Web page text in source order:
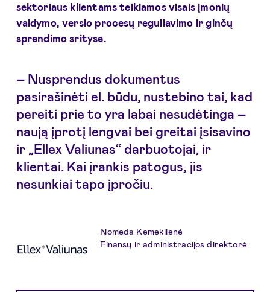
sektoriaus klientams teikiamos visais įmonių
valdymo, verslo procesų reguliavimo ir ginčų
sprendimo srityse.
– Nusprendus dokumentus
pasirašinėti el. būdu, nustebino tai, kad
pereiti prie to yra labai nesudėtinga –
naują įprotį lengvai bei greitai įsisavino
ir „Ellex Valiunas“ darbuotojai, ir
klientai. Kai įrankis patogus, jis
nesunkiai tapo įpročiu.
Nomeda Kemeklienė
Finansų ir administracijos direktorė